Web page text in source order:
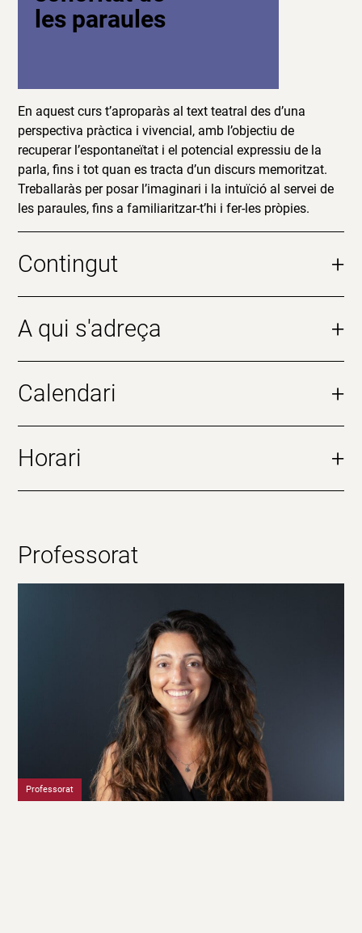
les paraules
En aquest curs t’aproparàs al text teatral des d’una
perspectiva pràctica i vivencial, amb l’objectiu de
recuperar l’espontaneïtat i el potencial expressiu de la
parla, fins i tot quan es tracta d’un discurs memoritzat.
Treballaràs per posar l’imaginari i la intuïció al servei de
les paraules, fins a familiaritzar-t’hi i fer-les pròpies.
Contingut +
A qui s'adreça +
Calendari +
Horari +
Professorat
Professorat